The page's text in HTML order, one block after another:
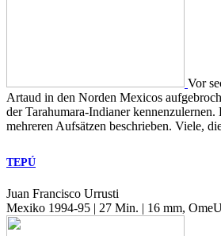
Vor
Artaud in den Norden Mexicos
der Tarahumara-Indianer kennenzulernen.
mehreren Aufsätzen beschrieben. Viele,
TEPÚ
Juan Francisco Urrusti
Mexiko 1994-95 | 27 Min. | 16 mm,